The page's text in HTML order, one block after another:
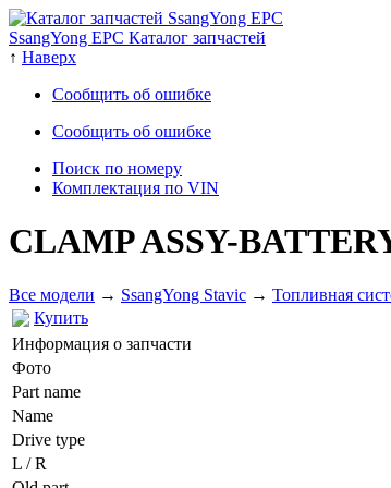
SsangYong EPC Каталог запчастей
↑ Наверх
Сообщить об ошибке
Сообщить об ошибке
Поиск по номеру
Комплектация по VIN
CLAMP ASSY-
Все модели → SsangYong Stavic → Топливная
Купить
Информация о запчасти
Фото
Part name
Name
Drive type
L / R